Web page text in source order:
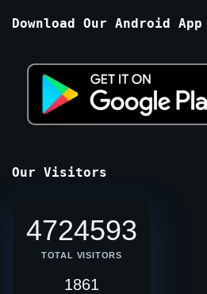
Download Our Android App
Our Visitors
4724593
TOTAL VISITORS
1861